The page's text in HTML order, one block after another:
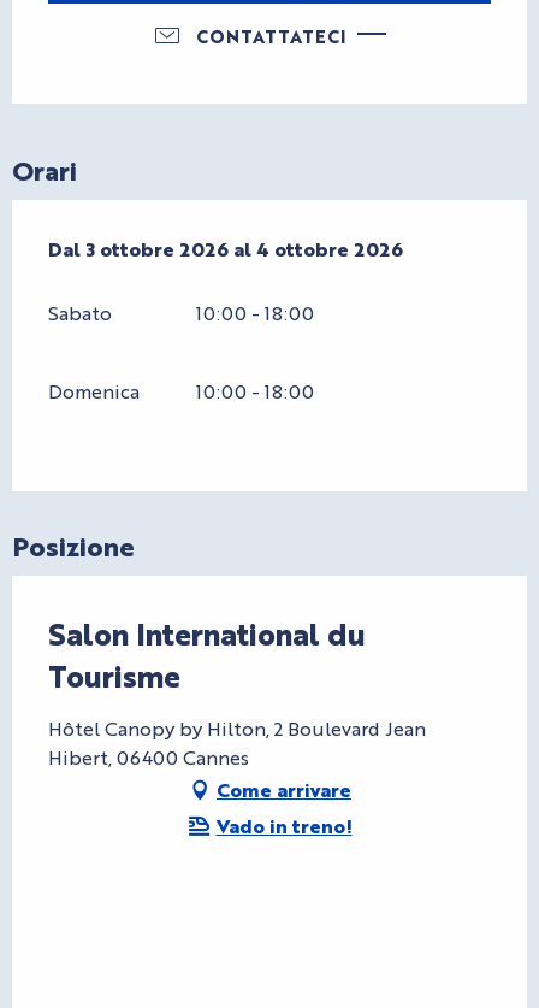
CONTATTATECI
Orari
Dal 3 ottobre 2026 al4 ottobre 2026
Dal 3 ottobre 2026 al4 ottobre 2026
Sabato 10:00 - 18:00
Domenica 10:00 - 18:00
Posizione
Salon International du
Tourisme
Hôtel Canopy by Hilton, 2 Boulevard Jean
Hibert, 06400 Cannes
Come arrivare
Vado in treno!